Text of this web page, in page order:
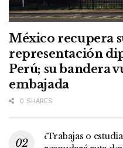
México recupera
representación
Perú; su bandera
embajada
0 SHARES
¿Trabajas o